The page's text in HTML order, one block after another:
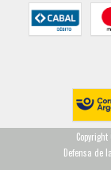
Defensa de